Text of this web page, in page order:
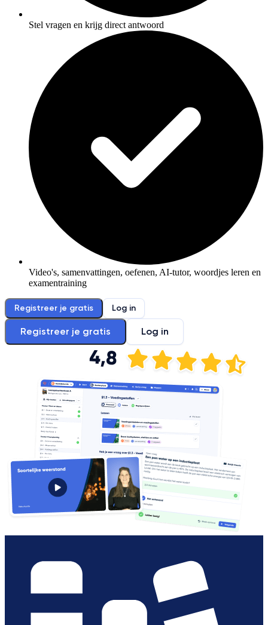
Stel vragen en krijg direct antwoord
Video's, samenvattingen, oefenen, AI-tutor, woordjes leren en
examentraining
Registreer je gratis Log in
Registreer je gratis Log in